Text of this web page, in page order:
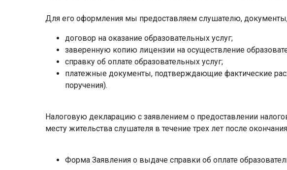
Для его оформления мы предоставляем слушателю,
договор на оказание образовательных услуг;
заверенную копию лицензии на осуществление
справку об оплате образовательных услуг;
платежные документы, подтверждающие фактические
поручения).
Налоговую декларацию с заявлением о предоставлении
месту жительства слушателя в течение трех лет после
Форма Заявления о выдаче справки об оплате